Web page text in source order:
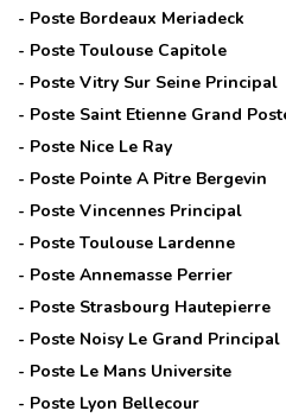
- Poste Bordeaux Meriadeck
- Poste Toulouse Capitole
- Poste Vitry Sur Seine Principal
- Poste Saint Etienne Grand
- Poste Nice Le Ray
- Poste Pointe A Pitre Bergevin
- Poste Vincennes Principal
- Poste Toulouse Lardenne
- Poste Annemasse Perrier
- Poste Strasbourg Hautepierre
- Poste Noisy Le Grand Principal
- Poste Le Mans Universite
- Poste Lyon Bellecour